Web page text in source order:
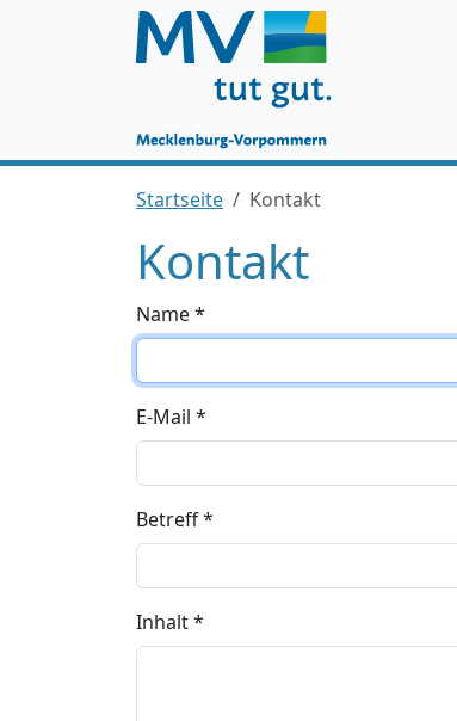
Startseite Kontakt
Kontakt
Name *
E-Mail *
Betreff *
Inhalt *